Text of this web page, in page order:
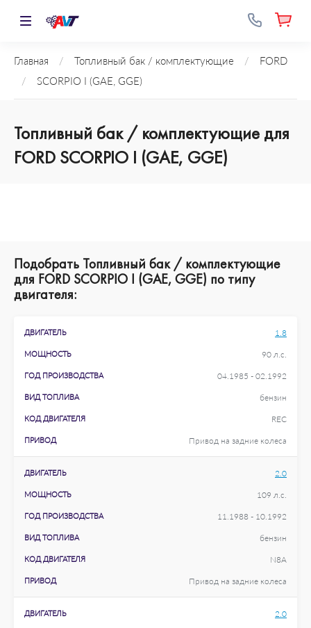
Главная / Топливный бак / комплектующие /
FORD
/
SCORPIO I (GAE, GGE)
Топливный бак / комплектующие для
FORD SCORPIO I (GAE, GGE)
Подобрать Топливный бак / комплектующие
для FORD SCORPIO I (GAE, GGE) по типу
двигателя:
ДВИГАТЕЛЬ 1.8
МОЩНОСТЬ 90 л.с.
ГОД ПРОИЗВОДСТВА 04.1985 - 02.1992
ВИД ТОПЛИВА бензин
КОД ДВИГАТЕЛЯ REC
ПРИВОД Привод на задние колеса
ДВИГАТЕЛЬ 2.0
МОЩНОСТЬ 109 л.с.
ГОД ПРОИЗВОДСТВА 11.1988 - 10.1992
ВИД ТОПЛИВА бензин
КОД ДВИГАТЕЛЯ N8A
ПРИВОД Привод на задние колеса
ДВИГАТЕЛЬ 2.0